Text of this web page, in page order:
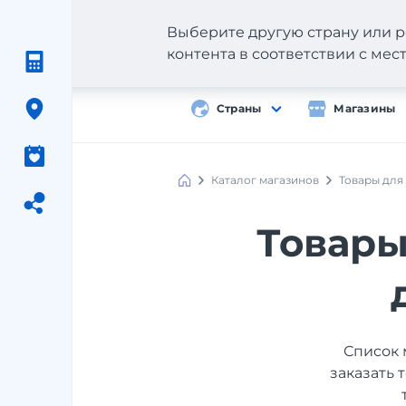
Страны Магазины
Выберите другую страну или
контента в соответствии с
Каталог магазинов Товары
Список
заказать